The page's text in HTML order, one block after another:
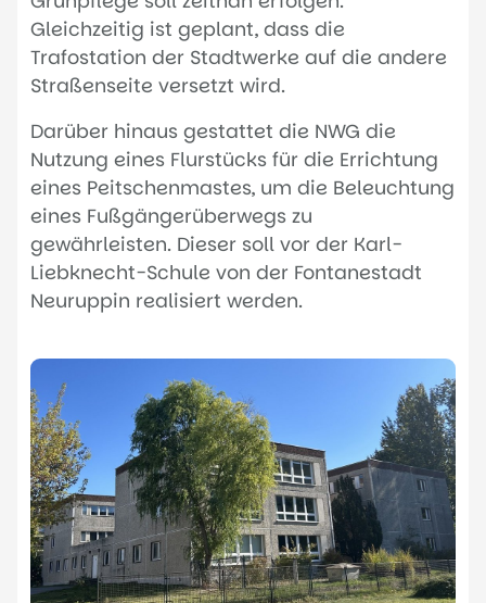
Gleichzeitig ist geplant, dass die
Trafostation der Stadtwerke auf die andere
Straßenseite versetzt wird.
Darüber hinaus gestattet die NWG die
Nutzung eines Flurstücks für die Errichtung
eines Peitschenmastes, um die Beleuchtung
eines Fußgängerüberwegs zu
gewährleisten. Dieser soll vor der Karl-
Liebknecht-Schule von der Fontanestadt
Neuruppin realisiert werden.